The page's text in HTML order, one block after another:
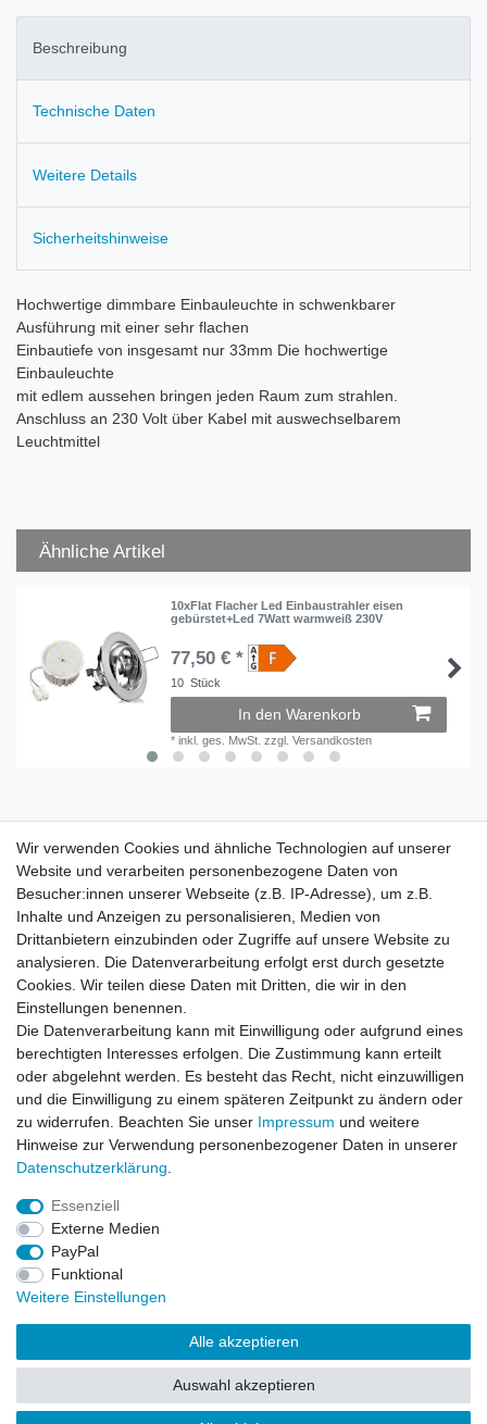
Beschreibung
Technische Daten
Weitere Details
Sicherheitshinweise
Hochwertige dimmbare Einbauleuchte in schwenkbarer
Ausführung mit einer sehr flachen
Einbautiefe von insgesamt nur 33mm Die hochwertige
Einbauleuchte
mit edlem aussehen bringen jeden Raum zum strahlen.
Anschluss an 230 Volt über Kabel mit auswechselbarem
Leuchtmittel
Ähnliche Artikel
10xFlat Flacher Led Einbaustrahler eisen
gebürstet+Led 7Watt warmweiß 230V
77,50 € *
10 Stück
In den Warenkorb
*inkl. ges. MwSt. zzgl.Versandkosten
Wir verwenden Cookies und ähnliche Technologien auf unserer
Website und verarbeiten personenbezogene Daten von
Besucher:innen unserer Webseite (z.B. IP-Adresse), um z.B.
Inhalte und Anzeigen zu personalisieren, Medien von
Drittanbietern einzubinden oder Zugriffe auf unsere Website zu
analysieren. Die Datenverarbeitung erfolgt erst durch gesetzte
Cookies. Wir teilen diese Daten mit Dritten, die wir in den
Einstellungen benennen.
Die Datenverarbeitung kann mit Einwilligung oder aufgrund eines
berechtigten Interesses erfolgen. Die Zustimmung kann erteilt
oder abgelehnt werden. Es besteht das Recht, nicht einzuwilligen
und die Einwilligung zu einem späteren Zeitpunkt zu ändern oder
zu widerrufen. Beachten Sie unser Impressum und weitere
Hinweise zur Verwendung personenbezogener Daten in unserer
Daten­schutz­erklärung
Essenziell
Externe Medien
PayPal
Funktional
Weitere Einstellungen
Alle akzeptieren
Alle ablehnen
Impressum Daten­schutz­erklärung AGB
Barrierefreiheitserklärung
Vertrag widerrufen Kontakt
Wir verwenden Cookies und ähnliche Technologien auf unserer
Website und verarbeiten personenbezogene Daten von
Besucher:innen unserer Webseite (z.B. IP-Adresse), um z.B.
Inhalte und Anzeigen zu personalisieren, Medien von
Drittanbietern einzubinden oder Zugriffe auf unsere Website zu
analysieren. Die Datenverarbeitung erfolgt erst durch gesetzte
Cookies. Wir teilen diese Daten mit Dritten, die wir in den
Einstellungen benennen.
Die Datenverarbeitung kann mit Einwilligung oder aufgrund eines
berechtigten Interesses erfolgen. Die Zustimmung kann erteilt
oder abgelehnt werden. Es besteht das Recht, nicht einzuwilligen
und die Einwilligung zu einem späteren Zeitpunkt zu ändern oder
zu widerrufen. Beachten Sie unser Impressum und weitere
Hinweise zur Verwendung personenbezogener Daten in unserer
Daten­schutz­erklärung
Essenziell
Externe Medien
PayPal
Funktional
Weitere Einstellungen
Alle akzeptieren
Auswahl akzeptieren
Impressum
Barrierefreiheitserklärung
© Copyright 2026 | Alle Rechte vorbehalten.